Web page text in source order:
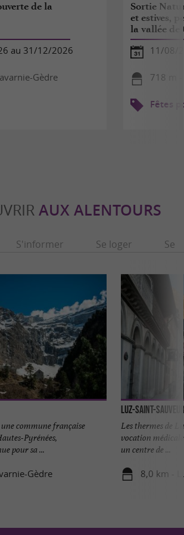
de la
au 31/12/2026
Gèdre
Sortie
et estives,
la vallée de
11/08/
718 m
Fêtes
AUX ALENTOURS
S'informer Se loger Se
commune française
Pyrénées,
pour sa ...
Gèdre
Luz-Saint-Sauveur
Les thermes de
vocation
un centre de ...
8,0 km -